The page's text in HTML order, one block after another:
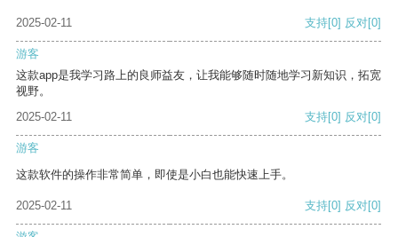
2025-02-11 支持[0] 反对[0]
游客
这款app是我学习路上的良师益友，让我能够随时随地学习新知识，拓宽
视野。
2025-02-11
支持[0] 反对[0]
游客
这款软件的操作非常简单，即使是小白也能快速上手。
2025-02-11 支持[0] 反对[0]